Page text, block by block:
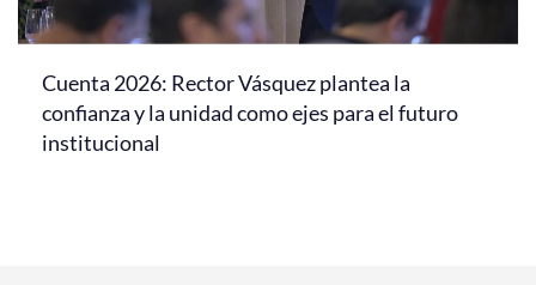
Cuenta 2026: Rector Vásquez plantea la
confianza y la unidad como ejes para el futuro
institucional